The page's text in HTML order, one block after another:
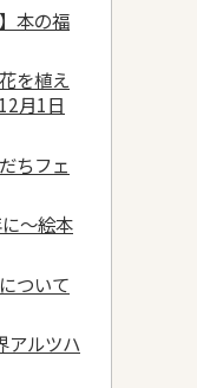
本の福
を植え
月1日
ちフェ
～絵本
ついて
アルツハ